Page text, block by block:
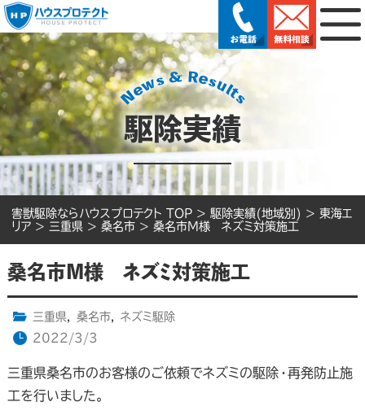
駆除実績
害獣駆除ならハウスプロテクト TOP > 駆除実績(地域別) > 東海エ
リア > 三重県 > 桑名市 > 桑名市M様 ネズミ対策施工
桑名市M様 ネズミ対策施工
三重県, 桑名市,
ネズミ駆除
2022/3/3
三重県桑名市のお客様のご依頼でネズミの駆除・再発防止施
工を行いました。